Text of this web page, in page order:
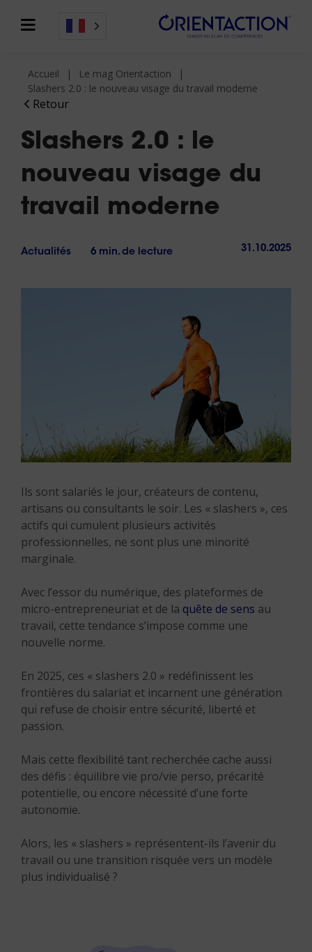
Retour
Accueil
Le mag Orientaction
Slashers 2.0 : le nouveau visage du travail moderne
Slashers 2.0 : le
nouveau visage du
travail moderne
Actualités 6 min. de lecture 31.10.2025
Ils sont salariés le jour, créateurs de contenu,
artisans ou consultants le soir. Les « slashers », ces
actifs qui cumulent plusieurs activités
professionnelles, ne sont plus une minorité
marginale.
Avec l’essor du numérique, des plateformes de
micro-entrepreneuriat et de la quête de sens au
travail, cette tendance s’impose comme une
nouvelle norme.
En 2025, ces « slashers 2.0 » redéfinissent les
frontières du salariat et incarnent une génération
qui refuse de choisir entre sécurité, liberté et
passion.
Mais cette flexibilité tant recherchée cache aussi
des défis : équilibre vie pro/vie perso, précarité
potentielle, ou encore nécessité d’une forte
autonomie.
Alors, les « slashers » représentent-ils l’avenir du
travail ou une transition risquée vers un modèle
plus individualisé ?